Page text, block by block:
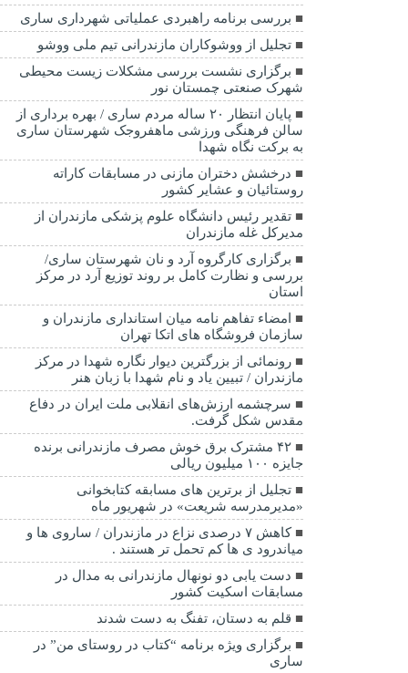
بررسی برنامه راهبردی عملیاتی شهرداری ساری
تجلیل از ووشوکاران مازندرانی تیم ملی ووشو
برگزاری نشست بررسی مشکلات زیست محیطی
شهرک صنعتی چمستان نور
پایان انتظار ۲۰ ساله مردم ساری / بهره برداری از
سالن فرهنگی ورزشی ماهفروجک شهرستان ساری
به برکت نگاه شهدا
درخشش دختران مازنی در مسابقات کاراته
روستائیان و عشایر کشور
تقدیر رئیس دانشگاه علوم پزشکی مازندران از
مدیرکل غله مازندران
برگزاری کارگروه آرد و نان شهرستان ساری/
بررسی و نظارت کامل بر روند توزیع آرد در مرکز
استان
امضاء تفاهم نامه میان استانداری مازندران و
سازمان فروشگاه های اتکا تهران
رونمائی از بزرگترین دیوار نگاره شهدا در مرکز
مازندران / تبیین یاد و نام شهدا با زبان هنر
سرچشمه ارزش‌های انقلابی ملت ایران در دفاع
مقدس شکل گرفت.
۴۲ مشترک برق خوش مصرف مازندرانی برنده
جایزه ۱۰۰ میلیون ریالی
تجلیل از برترین های مسابقه کتابخوانی
«مدیرمدرسه شریعت» در شهریور ماه
کاهش ۷ درصدی نزاع در مازندران / ساروی ها و
میاندرود ی ها کم تحمل تر هستند‌ .
دست یابی دو نونهال مازندرانی به مدال در
مسابقات اسکیت کشور
قلم به دستان، تفنگ به دست شدند
برگزاری ویژه برنامه “کتاب در روستای من” در
ساری